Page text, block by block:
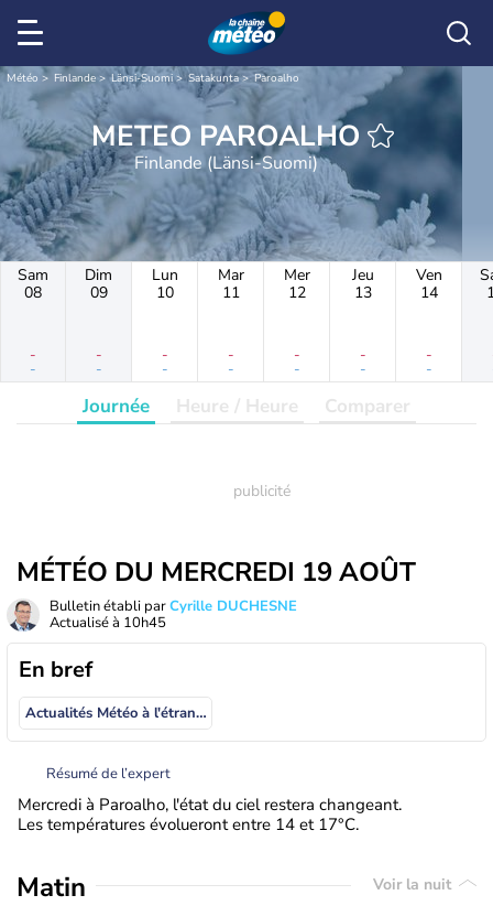
Météo Finlande Länsi-Suomi Satakunta Paroalho
METEO PAROALHO
Finlande (Länsi-Suomi)
Sam
08
-
-
Dim
09
-
-
Lun
10
-
-
Mar
11
-
-
Mer
12
-
-
Jeu
13
-
-
Ven
14
-
-
Journée Heure / Heure Comparer
MÉTÉO DU MERCREDI 19 AOÛT
Bulletin établi parCyrille DUCHESNE
Actualisé à 10h45
En bref
Actualités Météo à l'étranger
Résumé de l’expert
Mercredi à Paroalho, l'état du ciel restera changeant.
Les températures évolueront entre 14 et 17°C.
Matin Voir la nuit